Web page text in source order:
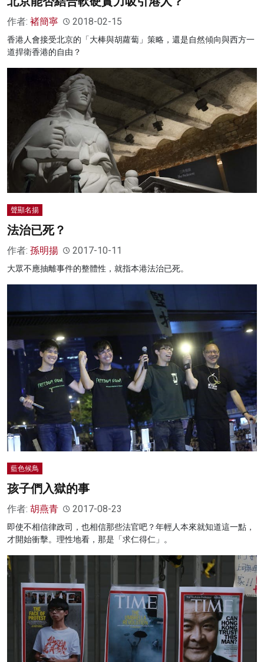
作者: 褚簡寧 2018-02-15
香港人會接受北京的「大棒與胡蘿蔔」策略，還是自然傾向與西方一
道捍衛香港的自由？
聲顯名揚
法治已死？
作者: 孫明揚 2017-10-11
大眾不應抽離事件的整體性，就指本港法治已死。
藍色候鳥
孩子們入獄的事
作者: 胡燕青 2017-08-23
即使不相信律政司，也相信那些法官吧？年輕人本來就知道這一點，
才開始衝擊。理性地看，那是「求仁得仁」。